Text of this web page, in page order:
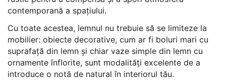
contemporană a spațiului.
Cu toate acestea, lemnul nu trebuie să se limiteze la
mobilier: obiecte decorative, cum ar fi boluri mari cu
suprafață din lemn și chiar vaze simple din lemn cu
ornamente înflorite, sunt modalități excelente de a
introduce o notă de natural în interiorul tău.